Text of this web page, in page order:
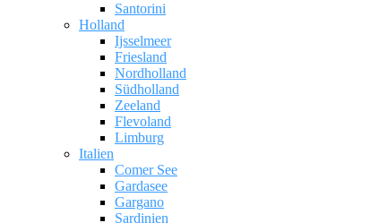
Santorini
Holland
Ijsselmeer
Friesland
Nordholland
Südholland
Zeeland
Flevoland
Limburg
Italien
Comer See
Gardasee
Gargano
Sardinien